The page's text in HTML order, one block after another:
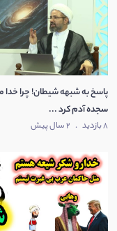
پاسخ به شبهه شيطان! چرا خدا
سجده آدم کرد ...
8 بازدید . 2 سال پیش